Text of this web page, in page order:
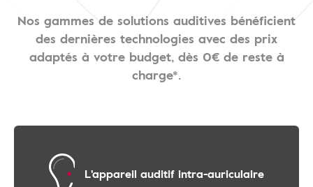
Nos gammes de solutions auditives bénéficient
des dernières technologies avec des prix
adaptés à votre budget, dès 0€ de reste à
charge*.
L'appareil auditif intra-auriculaire